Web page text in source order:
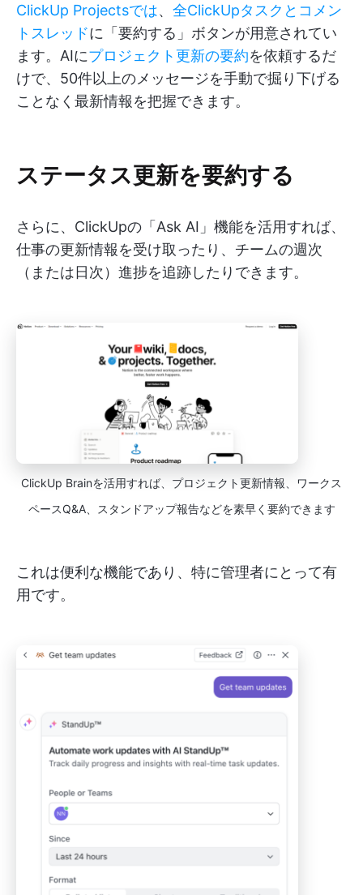
ClickUp Projectsでは、 全ClickUpタスクとコメン
トスレッドに「要約する」ボタンが用意されてい
ます。AIにプロジェクト更新の要約を依頼するだ
けで、50件以上のメッセージを手動で掘り下げる
ことなく最新情報を把握できます。
ステータス更新を要約する
さらに、ClickUpの「Ask AI」機能を活用すれば、
仕事の更新情報を受け取ったり、チームの週次
（または日次）進捗を追跡したりできます。
ClickUp Brainを活用すれば、プロジェクト更新情報、ワークス
ペースQ&A、スタンドアップ報告などを素早く要約できます
これは便利な機能であり、特に管理者にとって有
用です。